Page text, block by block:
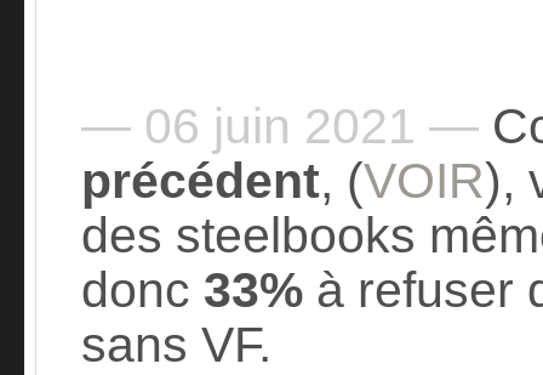
— 06 juin 2021 —
précédent, (VOIR),
des steelbooks
donc 33% à refuser
sans VF.